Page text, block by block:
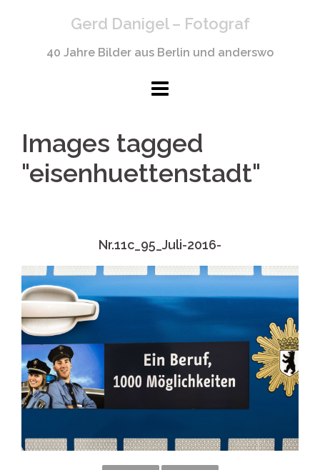
Gerd Danigel – Fotograf
40 Jahre Bilder aus Berlin und anderswo
Images tagged
"eisenhuettenstadt"
Nr.11c_95_Juli-2016-